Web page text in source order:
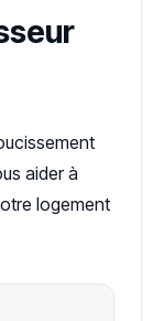
aider à
logement